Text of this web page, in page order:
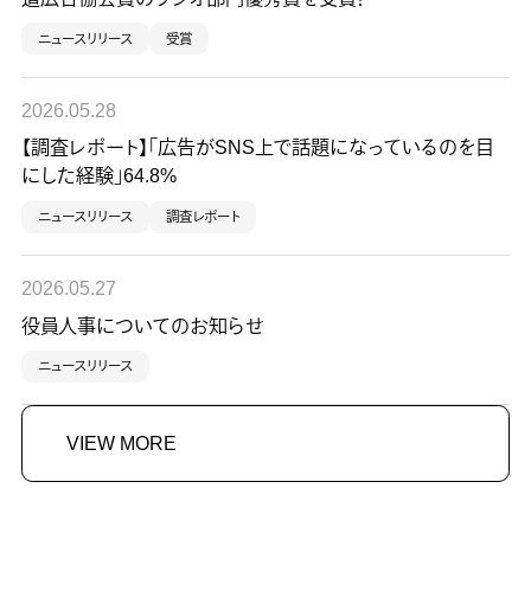
ニュースリリース 受賞
2026.05.28
【調査レポート】「広告がSNS上で話題になっているのを目
にした経験」64.8%
ニュースリリース 調査レポート
2026.05.27
役員人事についてのお知らせ
ニュースリリース
VIEW MORE